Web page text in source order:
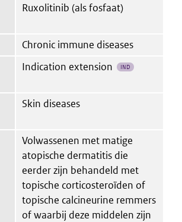
Ruxolitinib (als fosfaat)
Chronic immune diseases
Indication extension IND
Skin diseases
Volwassenen met matige
atopische dermatitis die
eerder zijn behandeld met
topische corticosteroïden of
topische calcineurine remmers
of waarbij deze middelen zijn